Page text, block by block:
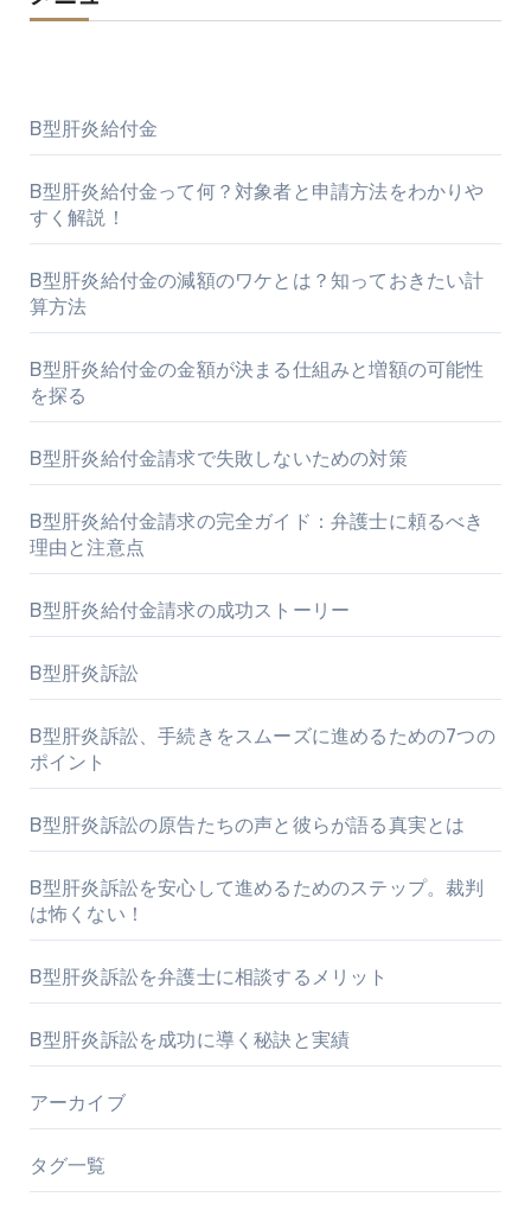
B型肝炎給付金
B型肝炎給付金って何？対象者と申請方法をわかりや
すく解説！
B型肝炎給付金の減額のワケとは？知っておきたい計
算方法
B型肝炎給付金の金額が決まる仕組みと増額の可能性
を探る
B型肝炎給付金請求で失敗しないための対策
B型肝炎給付金請求の完全ガイド：弁護士に頼るべき
理由と注意点
B型肝炎給付金請求の成功ストーリー
B型肝炎訴訟
B型肝炎訴訟、手続きをスムーズに進めるための7つの
ポイント
B型肝炎訴訟の原告たちの声と彼らが語る真実とは
B型肝炎訴訟を安心して進めるためのステップ。裁判
は怖くない！
B型肝炎訴訟を弁護士に相談するメリット
B型肝炎訴訟を成功に導く秘訣と実績
アーカイブ
タグ一覧